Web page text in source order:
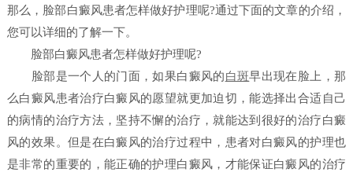
那么，脸部白癜风患者怎样做好护理呢?通过下面的文章的介绍，
您可以详细的了解一下。
脸部白癜风患者怎样做好护理呢?
脸部是一个人的门面，如果白癜风的白斑早出现在脸上，那
么白癜风患者治疗白癜风的愿望就更加迫切，能选择出合适自己
的病情的治疗方法，坚持不懈的治疗，就能达到很好的治疗白癜
风的效果。但是在白癜风的治疗过程中，患者对白癜风的护理也
是非常的重要的，能正确的护理白癜风，才能保证白癜风的治疗